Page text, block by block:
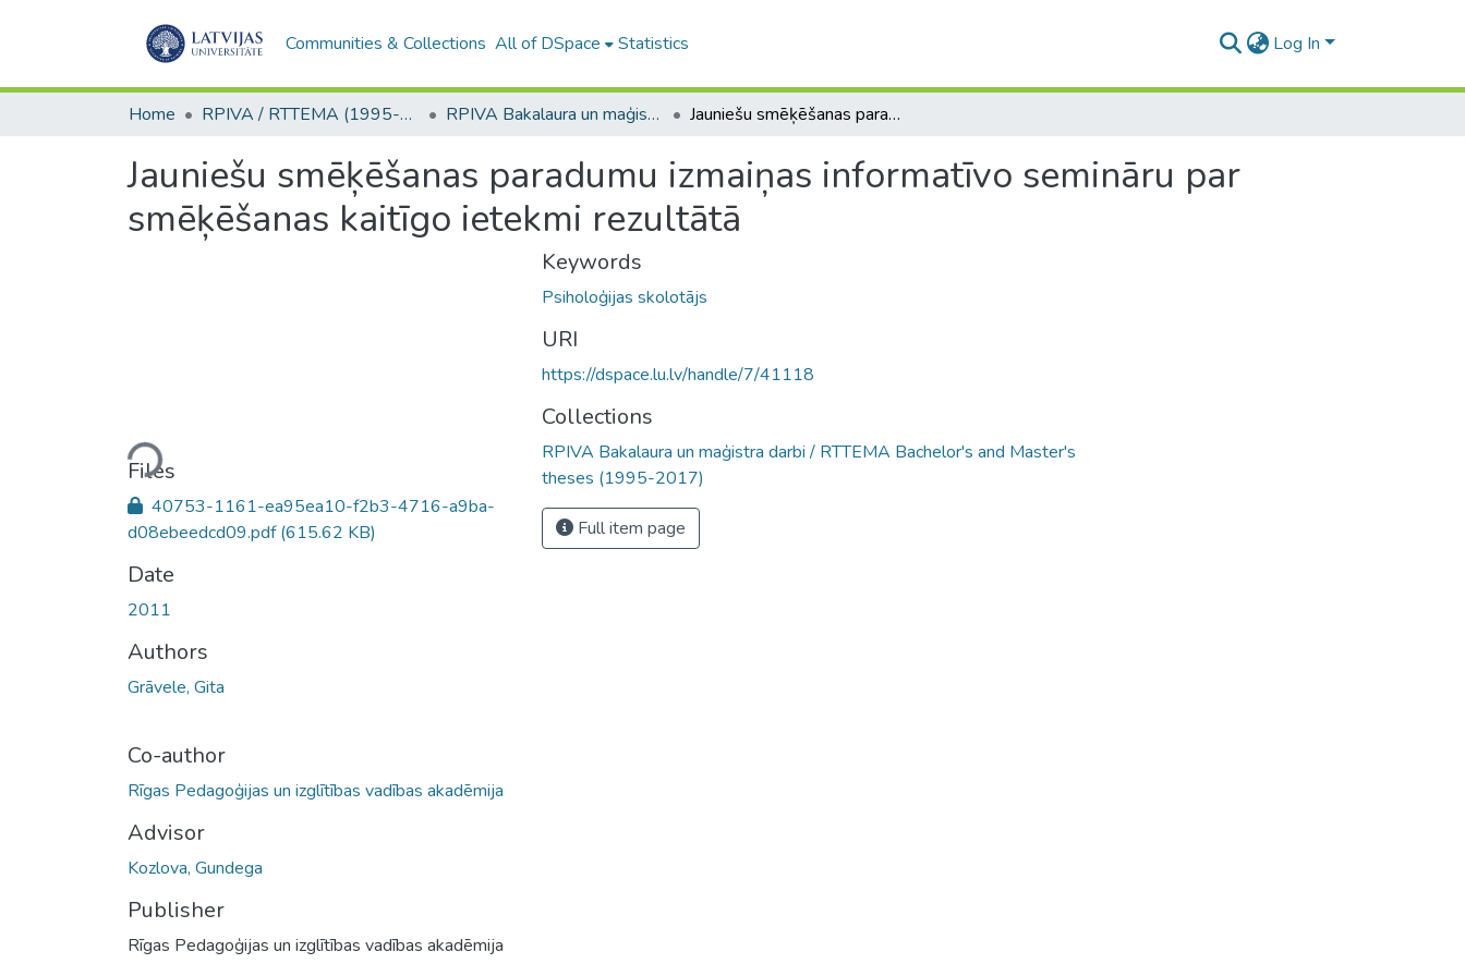
Communities & Collections All of DSpace Statistics Log In
Home RPIVA / RTTEMA (1995-2016) RPIVA Bakalaura un maģistra darbi / RTTEMA Bachelor's and Master's theses (1995-2017) Jauniešu smēķēšanas paradumu izmaiņas informatīvo semināru par smēķēšanas kaitīgo ietekmi rezultātā
Jauniešu smēķēšanas paradumu izmaiņas informatīvo semināru par
smēķēšanas kaitīgo ietekmi rezultātā
Loading...
Files
40753-1161-ea95ea10-f2b3-4716-a9ba-
d08ebeedcd09.pdf(615.62 KB)
Date
2011
Authors
Grāvele, Gita
Co-author
Rīgas Pedagoģijas un izglītības vadības akadēmija
Advisor
Kozlova, Gundega
Publisher
Rīgas Pedagoģijas un izglītības vadības akadēmija
Keywords
Psiholoģijas skolotājs
URI
https://dspace.lu.lv/handle/7/41118
Collections
RPIVA Bakalaura un maģistra darbi / RTTEMA Bachelor's and Master's
theses (1995-2017)
Full item page